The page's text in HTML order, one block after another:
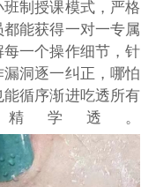
制授课模式，严格
能获得一对一专属
一个操作细节，针
洞逐一纠正，哪怕
循序渐进吃透所有
学透。